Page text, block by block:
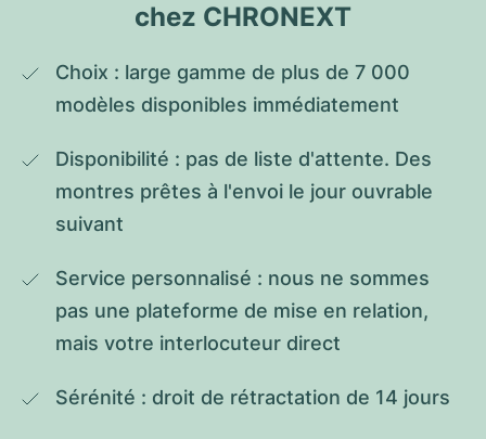
chez CHRONEXT
Choix : large gamme de plus de 7 000
modèles disponibles immédiatement
Disponibilité : pas de liste d'attente. Des
montres prêtes à l'envoi le jour ouvrable
suivant
Service personnalisé : nous ne sommes
pas une plateforme de mise en relation,
mais votre interlocuteur direct
Sérénité : droit de rétractation de 14 jours